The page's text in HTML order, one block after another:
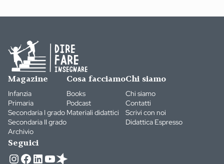
Magazine
Infanzia
Primaria
Secondaria I grado
Secondaria II grado
Archivio
Cosa facciamo
Books
Podcast
Materiali didattici
Chi siamo
Chi siamo
Contatti
Scrivi con noi
Didattica Espresso
Seguici
Instagram
Facebook
LinkedIn
YouTube